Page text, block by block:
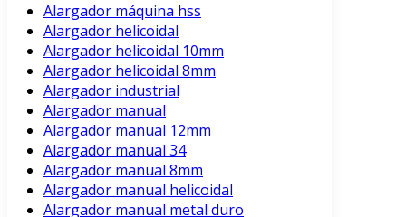
Alargador máquina hss
Alargador helicoidal
Alargador helicoidal 10mm
Alargador helicoidal 8mm
Alargador industrial
Alargador manual
Alargador manual 12mm
Alargador manual 34
Alargador manual 8mm
Alargador manual helicoidal
Alargador manual metal duro